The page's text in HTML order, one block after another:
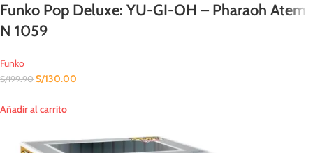
Funko Pop Deluxe: YU-GI-OH – Pharaoh Atem
N 1059
Funko
S/199.90 S/130.00
Añadir al carrito